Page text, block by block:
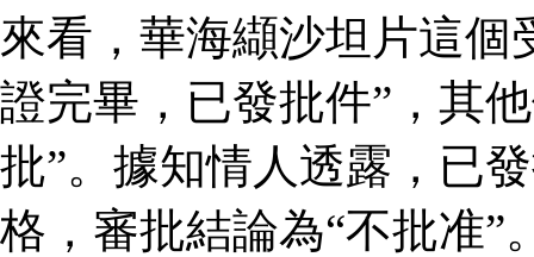
來看，華海纈沙坦片這個
證完畢，已發批件”，其
批”。據知情人透露，已
格，審批結論為“不批准”